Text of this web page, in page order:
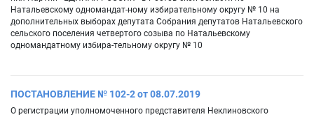
Натальевскому одномандат-ному избирательному округу № 10 на
дополнительных выборах депутата Собрания депутатов Натальевского
сельского поселения четвертого созыва по Натальевскому
одномандатному избира-тельному округу № 10
ПОСТАНОВЛЕНИЕ № 102-2 от 08.07.2019
О регистрации уполномоченного представителя Неклиновского